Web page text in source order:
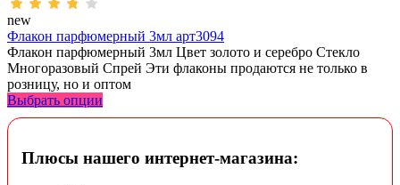
new
Флакон парфюмерный 3мл арт3094
Флакон парфюмерный 3мл Цвет золото и серебро Стекло
Многоразовый Спрей Эти флаконы продаются не только в
розницу, но и оптом
Выбрать опции
Плюсы нашего интернет-магазина: